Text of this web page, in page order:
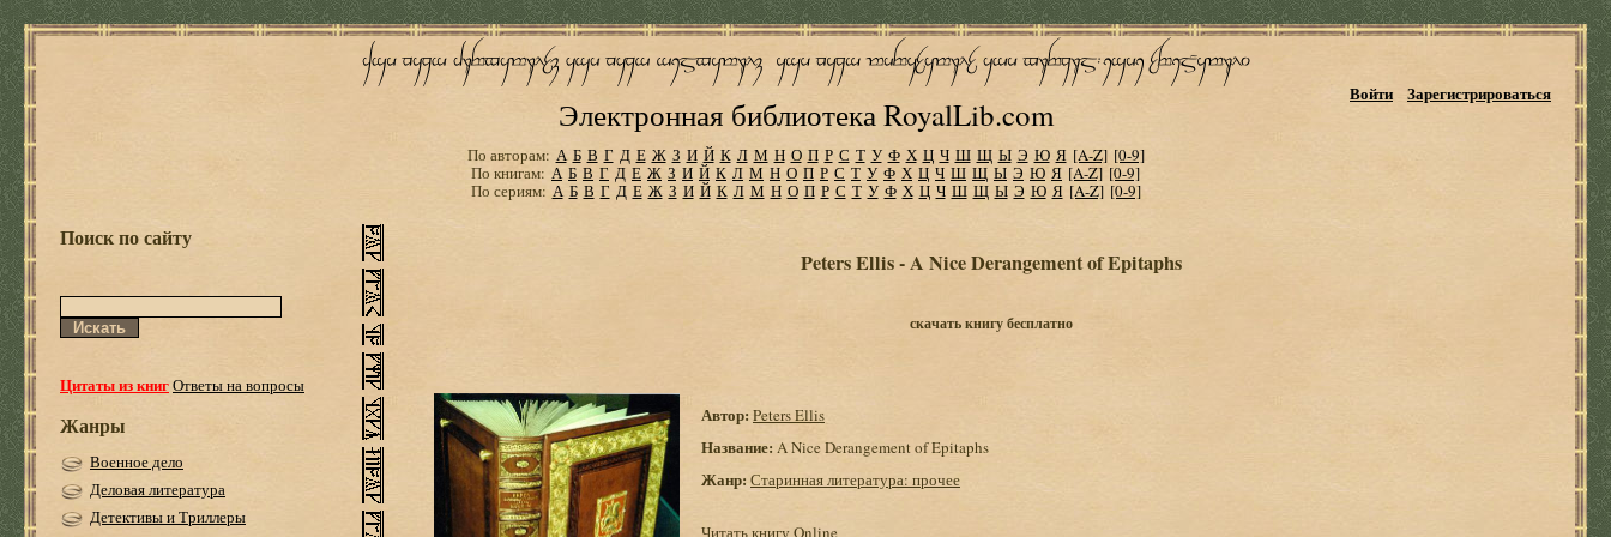
Электронная библиотека RoyalLib.com
Войти Зарегистрироваться
По авторам: А Б В Г Д Е Ж З И Й К Л М Н О П Р С Т У Ф Х Ц Ч Ш Щ Ы Э Ю Я [A-Z] [0-9]
По книгам: А Б В Г Д Е Ж З И Й К Л М Н О П Р С Т У Ф Х Ц Ч Ш Щ Ы Э Ю Я [A-Z] [0-9]
По сериям: А Б В Г Д Е Ж З И Й К Л М Н О П Р С Т У Ф Х Ц Ч Ш Щ Ы Э Ю Я [A-Z] [0-9]
Поиск по сайту
Цитаты из книгОтветы на вопросы
Жанры
Военное дело
Деловая литература
Детективы и Триллеры
Peters Ellis - A Nice Derangement of Epitaphs
скачать книгу бесплатно
Автор: Peters Ellis
Название: A Nice Derangement of Epitaphs
Жанр: Старинная литература: прочее
Читать книгу Online